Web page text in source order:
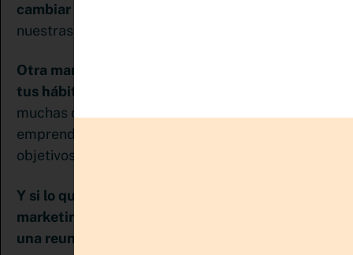
cambiar hábitos.
nuestras metas.
Otra manera de crecer, además de trabajar en
tus hábitos, es
muchas clases sobre marketing y
emprendimiento que te ayudarán a lograr esos
objetivos que necesitas alcanzar.
Y si lo que buscas es delegar la estrategia de
marketing de tu negocio o de Pinterest, agenda
una reunión y